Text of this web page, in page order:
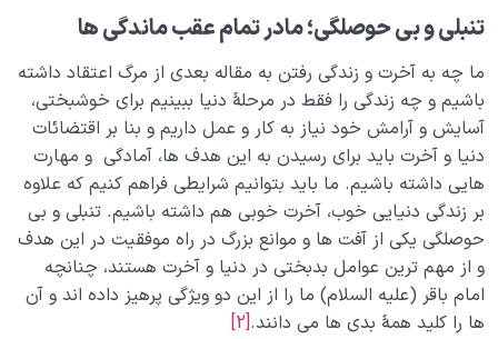
تنبلی و بی حوصلگی؛ مادر تمام عقب ماندگی ها
ما چه به آخرت و زندگی رفتن به مقاله بعدی از مرگ اعتقاد داشته
باشیم و چه زندگی را فقط در مرحلۀ دنیا ببینیم برای خوشبختی،
آسایش و آرامش خود نیاز به کار و عمل داریم و بنا بر اقتضائات
دنیا و آخرت باید برای رسیدن به این هدف ها، آمادگی و مهارت
هایی داشته باشیم. ما باید بتوانیم شرایطی فراهم کنیم که علاوه
بر زندگی دنیایی خوب، آخرت خوبی هم داشته باشیم. تنبلی و بی
حوصلگی یکی از آفت ها و موانع بزرگ در راه موفقیت در این هدف
و از مهم ترین عوامل بدبختی در دنیا و آخرت هستند، چنانچه
امام باقر (علیه السلام) ما را از این دو ویژگی پرهیز داده اند و آن
ها را کلید همۀ بدی ها می دانند.[2]